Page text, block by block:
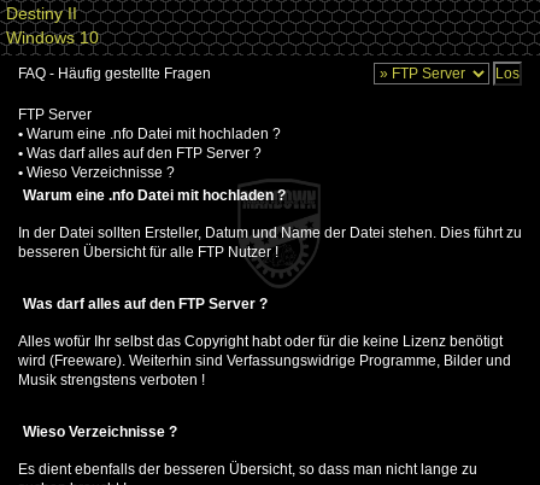
Destiny II
Windows 10
FAQ - Häufig gestellte Fragen
FTP Server
• Warum eine .nfo Datei mit hochladen ?
• Was darf alles auf den FTP Server ?
• Wieso Verzeichnisse ?
Warum eine .nfo Datei mit hochladen ?
In der Datei sollten Ersteller, Datum und Name der Datei stehen. Dies führt zu
besseren Übersicht für alle FTP Nutzer !
Was darf alles auf den FTP Server ?
Alles wofür Ihr selbst das Copyright habt oder für die keine Lizenz benötigt
wird (Freeware). Weiterhin sind Verfassungswidrige Programme, Bilder und
Musik strengstens verboten !
Wieso Verzeichnisse ?
Es dient ebenfalls der besseren Übersicht, so dass man nicht lange zu